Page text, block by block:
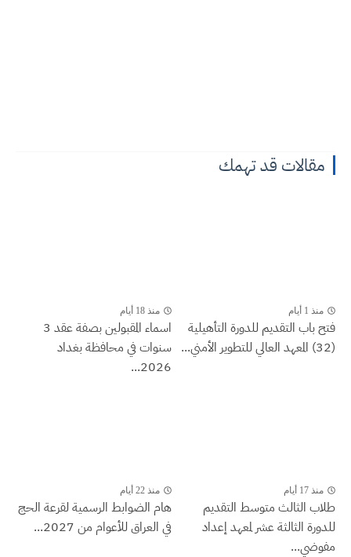
مقالات قد تهمك
منذ 1 أيام
فتح باب التقديم للدورة التأهيلية
(32) المعهد العالي للتطوير الأمني...
منذ 18 أيام
اسماء المقبولين بصفة عقد 3
سنوات في محافظة بغداد
2026...
منذ 17 أيام
طلاب الثالث متوسط التقديم
للدورة الثالثة عشر لمعهد إعداد
مفوضي...
منذ 22 أيام
هام الضوابط الرسمية لقرعة الحج
في العراق للأعوام من 2027...